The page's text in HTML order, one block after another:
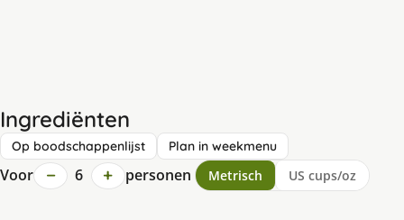
Ingrediënten
Op boodschappenlijst Plan in weekmenu
Voor − 6 + personen Metrisch US cups/oz